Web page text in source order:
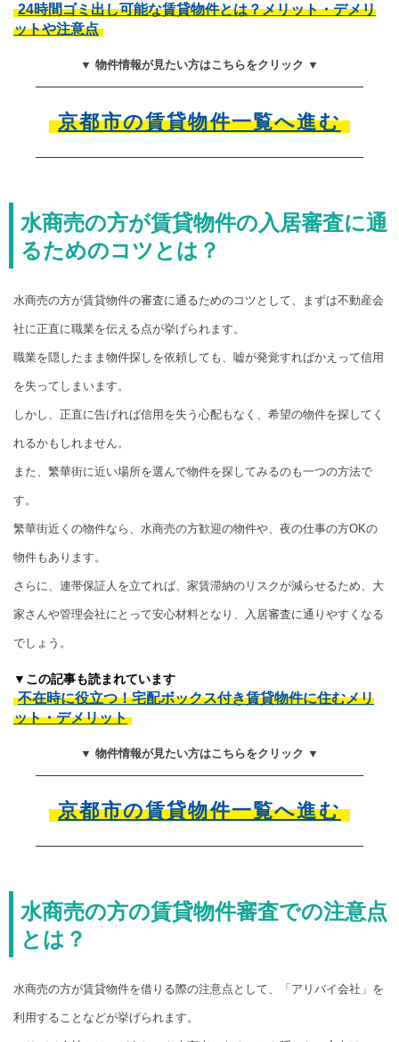
24時間ゴミ出し可能な賃貸物件とは？メリット・デメリ
ットや注意点
▼ 物件情報が見たい方はこちらをクリック ▼
京都市の賃貸物件一覧へ進む
水商売の方が賃貸物件の入居審査に通
るためのコツとは？
水商売の方が賃貸物件の審査に通るためのコツとして、まずは不動産会
社に正直に職業を伝える点が挙げられます。
職業を隠したまま物件探しを依頼しても、嘘が発覚すればかえって信用
を失ってしまいます。
しかし、正直に告げれば信用を失う心配もなく、希望の物件を探してく
れるかもしれません。
また、繁華街に近い場所を選んで物件を探してみるのも一つの方法で
す。
繁華街近くの物件なら、水商売の方歓迎の物件や、夜の仕事の方OKの
物件もあります。
さらに、連帯保証人を立てれば、家賃滞納のリスクが減らせるため、大
家さんや管理会社にとって安心材料となり、入居審査に通りやすくなる
でしょう。
▼この記事も読まれています
不在時に役立つ！宅配ボックス付き賃貸物件に住むメリ
ット・デメリット
▼ 物件情報が見たい方はこちらをクリック ▼
京都市の賃貸物件一覧へ進む
水商売の方の賃貸物件審査での注意点
とは？
水商売の方が賃貸物件を借りる際の注意点として、「アリバイ会社」を
利用することなどが挙げられます。